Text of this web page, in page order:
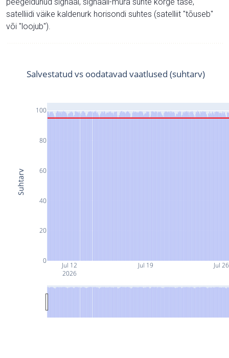
satelliidi väike kaldenurk horisondi suhtes (satelliit "tõuseb"
või "loojub").
Jul 12
2026
Jul 19 Jul 26
0
20
40
60
80
100
Salvestatud vs oodatavad vaatlused (suhtarv)
Suhtarv